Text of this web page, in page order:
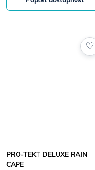
PRO-TEKT DELUXE RAIN
CAPE
♡